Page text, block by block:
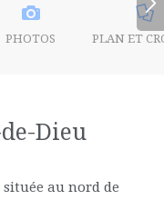
PHOTOS PLAN ET
Dieu
située au nord de